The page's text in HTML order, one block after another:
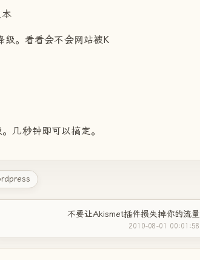
。看看会不会网站被K
秒钟即可以搞定。
不要让Akismet插件损失掉你的流量
2010-08-01 00:01:58